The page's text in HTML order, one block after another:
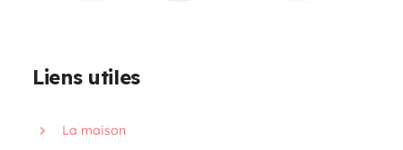
OFFRES D’EMPLOI
Liens utiles
La maison